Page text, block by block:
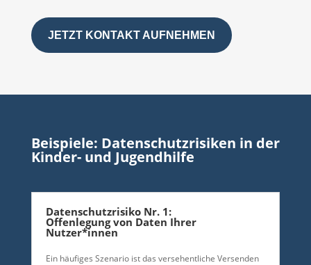
JETZT KONTAKT AUFNEHMEN
Beispiele: Datenschutzrisiken in der
Kinder- und Jugendhilfe
Datenschutzrisiko Nr. 1:
Offenlegung von Daten Ihrer
Nutzer*innen
Ein häufiges Szenario ist das versehentliche Versenden